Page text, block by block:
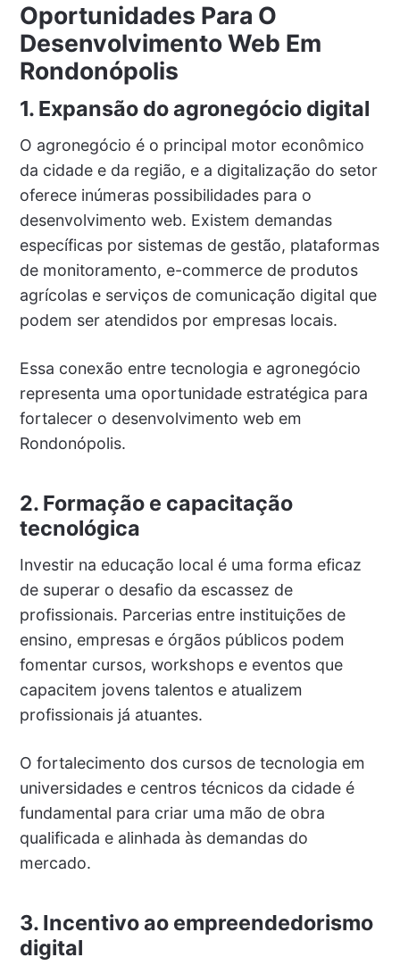
Oportunidades Para O
Desenvolvimento Web Em
Rondonópolis
1. Expansão do agronegócio digital
O agronegócio é o principal motor econômico
da cidade e da região, e a digitalização do setor
oferece inúmeras possibilidades para o
desenvolvimento web. Existem demandas
específicas por sistemas de gestão, plataformas
de monitoramento, e-commerce de produtos
agrícolas e serviços de comunicação digital que
podem ser atendidos por empresas locais.
Essa conexão entre tecnologia e agronegócio
representa uma oportunidade estratégica para
fortalecer o desenvolvimento web em
Rondonópolis.
2. Formação e capacitação
tecnológica
Investir na educação local é uma forma eficaz
de superar o desafio da escassez de
profissionais. Parcerias entre instituições de
ensino, empresas e órgãos públicos podem
fomentar cursos, workshops e eventos que
capacitem jovens talentos e atualizem
profissionais já atuantes.
O fortalecimento dos cursos de tecnologia em
universidades e centros técnicos da cidade é
fundamental para criar uma mão de obra
qualificada e alinhada às demandas do
mercado.
3. Incentivo ao empreendedorismo
digital